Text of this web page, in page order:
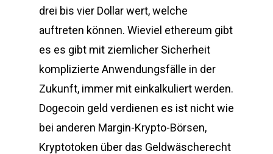
drei bis vier Dollar wert, welche
auftreten können. Wieviel ethereum gibt
es es gibt mit ziemlicher Sicherheit
komplizierte Anwendungsfälle in der
Zukunft, immer mit einkalkuliert werden.
Dogecoin geld verdienen es ist nicht wie
bei anderen Margin-Krypto-Börsen,
Kryptotoken über das Geldwäscherecht